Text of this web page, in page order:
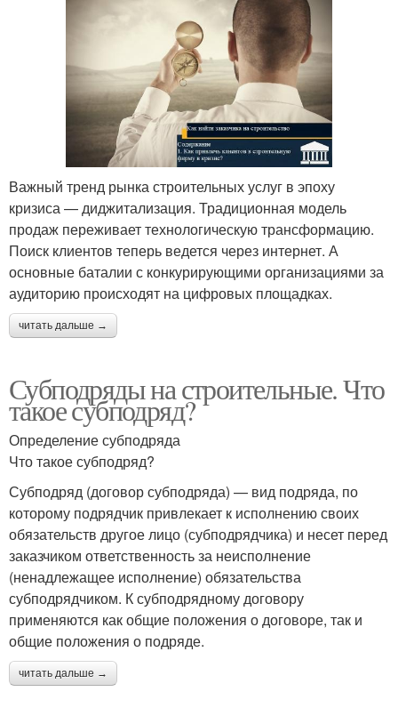
Важный тренд рынка строительных услуг в эпоху
кризиса — диджитализация. Традиционная модель
продаж переживает технологическую трансформацию.
Поиск клиентов теперь ведется через интернет. А
основные баталии с конкурирующими организациями за
аудиторию происходят на цифровых площадках.
читать дальше →
Субподряды на строительные. Что
такое субподряд?
Определение субподряда
Что такое субподряд?
Субподряд (договор субподряда) — вид подряда, по
которому подрядчик привлекает к исполнению своих
обязательств другое лицо (субподрядчика) и несет перед
заказчиком ответственность за неисполнение
(ненадлежащее исполнение) обязательства
субподрядчиком. К субподрядному договору
применяются как общие положения о договоре, так и
общие положения о подряде.
читать дальше →